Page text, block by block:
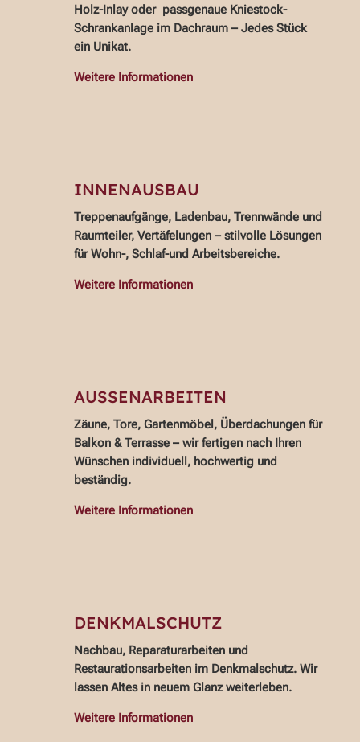
Holz-Inlay oder passgenaue Kniestock-
Schrankanlage im Dachraum – Jedes Stück
ein Unikat.
Weitere Informationen
INNENAUSBAU
Treppenaufgänge, Ladenbau, Trennwände und
Raumteiler, Vertäfelungen – stilvolle Lösungen
für Wohn-, Schlaf-und Arbeitsbereiche.
Weitere Informationen
AUSSENARBEITEN
Zäune, Tore, Gartenmöbel, Überdachungen für
Balkon & Terrasse – wir fertigen nach Ihren
Wünschen individuell, hochwertig und
beständig.
Weitere Informationen
DENKMALSCHUTZ
Nachbau, Reparaturarbeiten und
Restaurationsarbeiten im Denkmalschutz. Wir
lassen Altes in neuem Glanz weiterleben.
Weitere Informationen